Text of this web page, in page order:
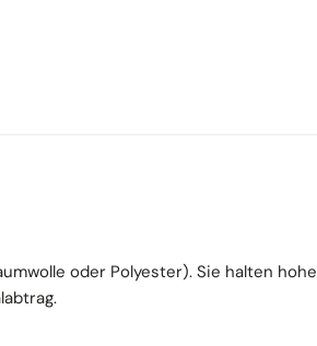
oder Polyester). Sie halten hohe